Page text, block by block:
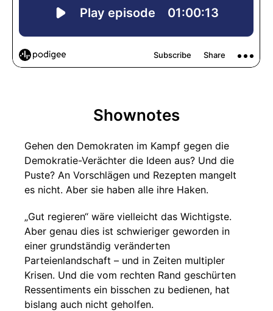
Shownotes
Gehen den Demokraten im Kampf gegen die
Demokratie-Verächter die Ideen aus? Und die
Puste? An Vorschlägen und Rezepten mangelt
es nicht. Aber sie haben alle ihre Haken.
„Gut regieren“ wäre vielleicht das Wichtigste.
Aber genau dies ist schwieriger geworden in
einer grundständig veränderten
Parteienlandschaft – und in Zeiten multipler
Krisen. Und die vom rechten Rand geschürten
Ressentiments ein bisschen zu bedienen, hat
bislang auch nicht geholfen.